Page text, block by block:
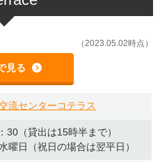
（2023.05.02時点）
見る
流センターコテラス
30（貸出は15時半まで）
曜日（祝日の場合は翌平日）